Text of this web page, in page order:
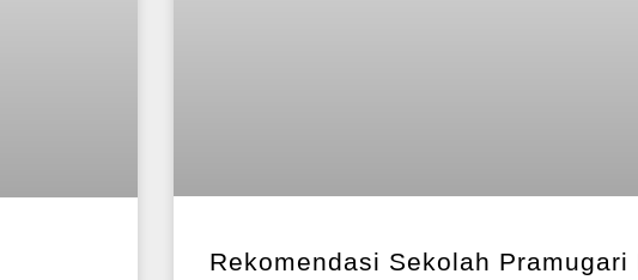
Rekomendasi Sekolah Pramugari